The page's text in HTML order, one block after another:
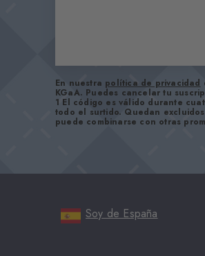
En nuestra política de privacidad
KGaA. Puedes cancelar tu
1 El código es válido durante
todo el surtido. Quedan
puede combinarse con otras
Soy de España